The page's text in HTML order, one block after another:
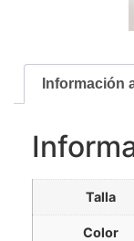
Información
Talla
Color